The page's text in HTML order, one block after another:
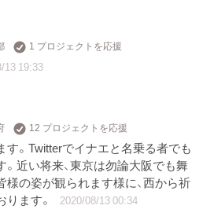
1 プロジェクトを応援
13 19:33
12 プロジェクトを応援
す。Twitterでイナエと名乗る者でも
。近い将来、東京は勿論大阪でも舞
様の姿が観られます様に、西から祈
ます。
2020/08/13 00:34